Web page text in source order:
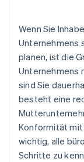
Einhaltung
Aktualisieren
Wenn Sie
Unternehmens
planen, ist die
Unternehmens
sind Sie
besteht eine
Konformität mit
wichtig, alle
Schritte zu